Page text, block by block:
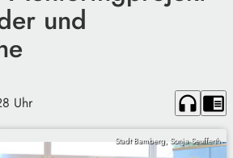
und
Uhr headphones chrome_reader_mode
Stadt Bamberg, Sonja Seufferth